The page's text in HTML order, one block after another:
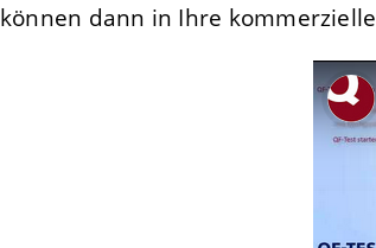
können dann in Ihre